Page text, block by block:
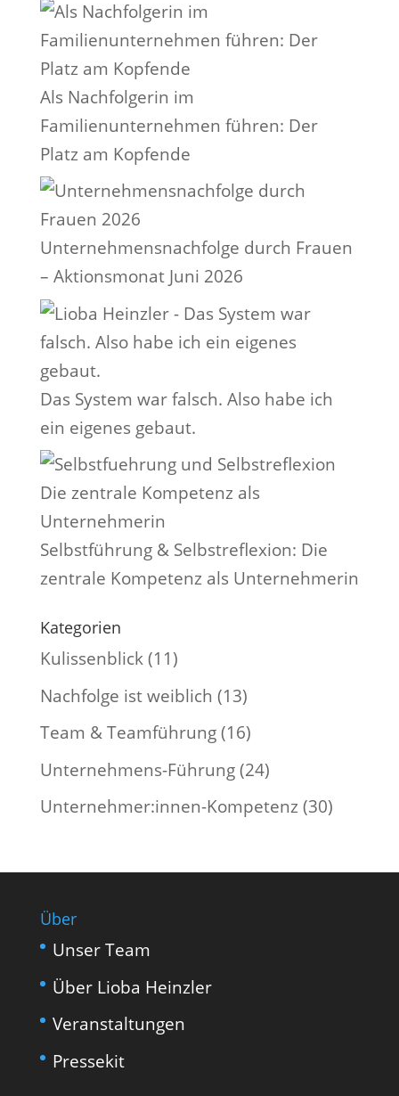
Als Nachfolgerin im
Familienunternehmen führen: Der
Platz am Kopfende
Unternehmensnachfolge durch Frauen
– Aktionsmonat Juni 2026
Das System war falsch. Also habe ich
ein eigenes gebaut.
Selbstführung & Selbstreflexion: Die
zentrale Kompetenz als Unternehmerin
Kategorien
Kulissenblick(11)
Nachfolge ist weiblich (13)
Team & Teamführung(16)
Unternehmens-Führung(24)
Unternehmer:innen-Kompetenz (30)
Über
Unser Team
Über Lioba Heinzler
Veranstaltungen
Pressekit